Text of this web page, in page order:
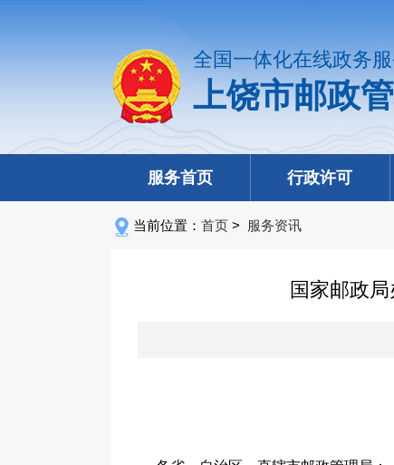
全国一体化在线政务
上饶市邮政
服务首页 行政许可
当前位置： 首页 > 服务资讯
国家邮政